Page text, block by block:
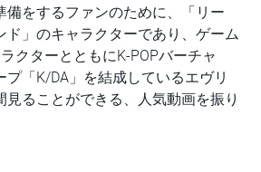
備をするファンのために、「リー
ド」のキャラクターであり、ゲーム
クターとともにK-POPバーチャ
プ「K/DA」を結成しているエヴリ
見ることができる、人気動画を振り